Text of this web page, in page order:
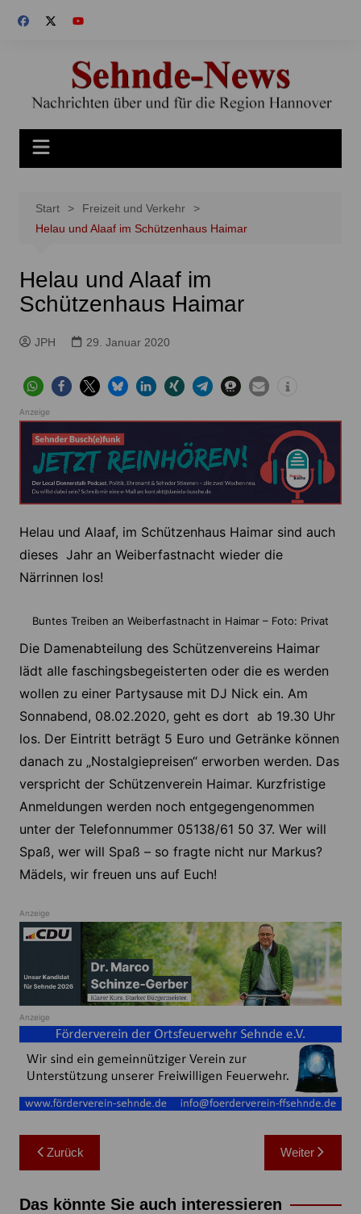
Inhalt
Start
Freizeit und Verkehr
Helau und Alaaf im Schützenhaus Haimar
Helau und Alaaf im
Schützenhaus Haimar
JPH 29. Januar 2020
Anzeige
Helau und Alaaf, im Schützenhaus Haimar sind auch
dieses Jahr an Weiberfastnacht wieder die
Närrinnen los!
Buntes Treiben an Weiberfastnacht in Haimar – Foto: Privat
Die Damenabteilung des Schützenvereins Haimar
lädt alle faschingsbegeisterten oder die es werden
wollen zu einer Partysause mit DJ Nick ein. Am
Sonnabend, 08.02.2020, geht es dort ab 19.30 Uhr
los. Der Eintritt beträgt 5 Euro und Getränke können
danach zu „Nostalgiepreisen“ erworben werden. Das
verspricht der Schützenverein Haimar. Kurzfristige
Anmeldungen werden noch entgegengenommen
unter der Telefonnummer 05138/61 50 37. Wer will
Spaß, wer will Spaß – so fragte nicht nur Markus?
Mädels, wir freuen uns auf Euch!
Anzeige
Anzeige
Beitragsnavigation
Zurück Weiter
Das könnte Sie auch interessieren